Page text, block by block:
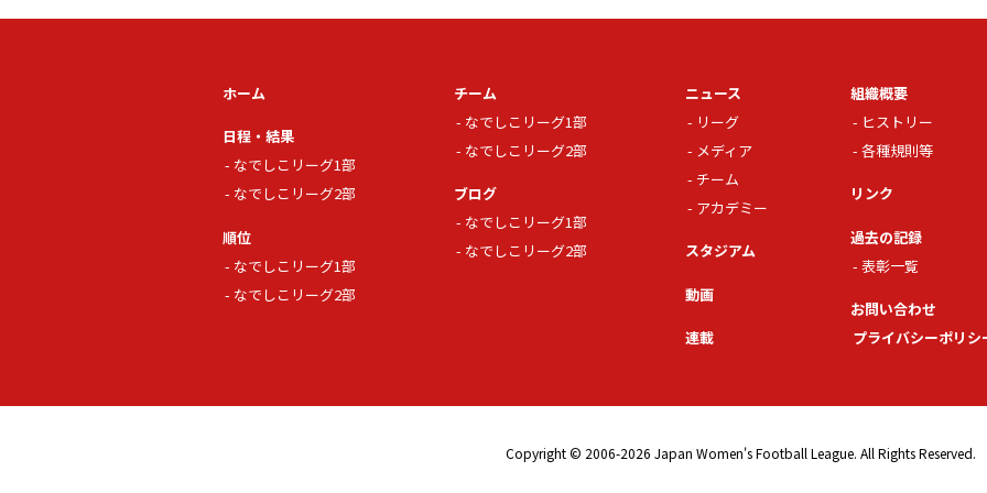
ホーム
日程・結果
なでしこリーグ1部
なでしこリーグ2部
順位
なでしこリーグ1部
なでしこリーグ2部
チーム
なでしこリーグ1部
なでしこリーグ2部
ブログ
なでしこリーグ1部
なでしこリーグ2部
ニュース
リーグ
メディア
チーム
アカデミー
スタジアム
動画
連載
組織概要
ヒストリー
各種規則等
リンク
過去の記録
表彰一覧
お問い合わせ
プライバシーポリシ
Copyright © 2006-2026 Japan Women's Football League. All Rights Reserved.